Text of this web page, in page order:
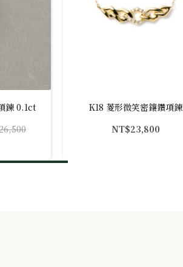
鍊 0.1ct
K18 菱形微笑密鑲鑽項鍊
NT$23,800